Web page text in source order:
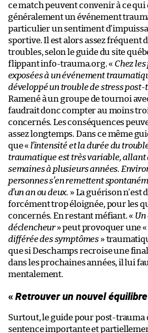
ce match peuvent convenir à ce qui
généralement un événement
particulier un sentiment
sportive. Il est alors assez fréquent
troubles, selon le guide du site
flippant info-trauma.org. « Chez
exposées à un événement
développé un trouble de stress
Ramené à un groupe de tournoi
faudrait donc compter au moins
concernés. Les conséquences
assez longtemps. Dans ce même
que « l’intensité et la durée du
traumatique est très variable, allant
semaines à plusieurs années.
personnes s’en remettent
d’un an ou deux. » La guérison n’est
forcément trop éloignée, pour les
concernés. En restant méfiant. « Un
déclencheur» peut provoquer une «
différée des symptômes »
que si Deschamps recroise une
dans les prochaines années, il lui
mentalement.
«Retrouver un nouvel équilibre
Surtout, le guide pour post-trauma
sentence importante et